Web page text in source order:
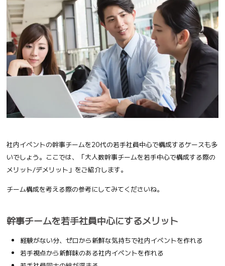
社内イベントの幹事チームを20代の若手社員中心で構成するケースも多
いでしょう。ここでは、「大人数幹事チームを若手中心で構成する際の
メリット/デメリット」をご紹介します。
チーム構成を考える際の参考にしてみてくださいね。
幹事チームを若手社員中心にするメリット
経験がない分、ゼロから新鮮な気持ちで社内イベントを作れる
若手視点から新鮮味のある社内イベントを作れる